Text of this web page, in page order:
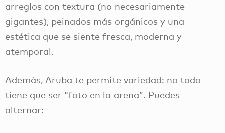
arreglos con textura (no necesariamente
gigantes), peinados más orgánicos y una
estética que se siente fresca, moderna y
atemporal.
Además, Aruba te permite variedad: no todo
tiene que ser “foto en la arena”. Puedes
alternar: